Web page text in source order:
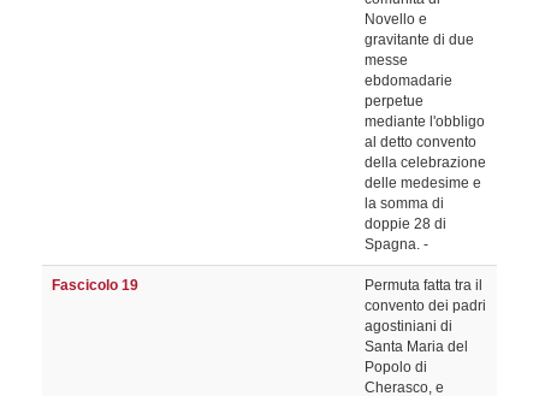
Novello e
gravitante di due
messe
ebdomadarie
perpetue
mediante l'obbligo
al detto convento
della celebrazione
delle medesime e
la somma di
doppie 28 di
Spagna. -
Fascicolo 19
Permuta fatta tra il
convento dei padri
agostiniani di
Santa Maria del
Popolo di
Cherasco, e